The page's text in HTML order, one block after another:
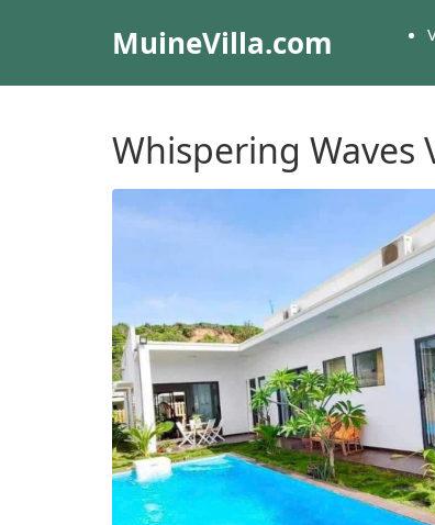
MuineVilla.com
Whispering Waves